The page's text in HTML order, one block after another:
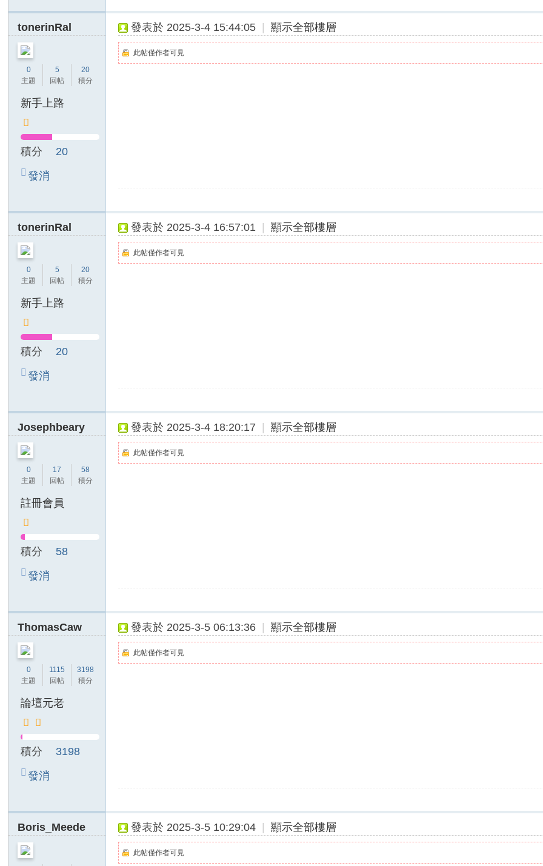
tonerinRal
0
主題
5
回帖
20
積分
新手上路
積分
20
發消
發表於 2025-3-4 15:44:05 顯示全部樓層
此帖僅作者可見
tonerinRal
0
主題
5
回帖
20
積分
新手上路
積分
20
發消
發表於 2025-3-4 16:57:01 顯示全部樓層
此帖僅作者可見
Josephbeary
0
主題
17
回帖
58
積分
註冊會員
積分
58
發消
發表於 2025-3-4 18:20:17 顯示全部樓層
此帖僅作者可見
ThomasCaw
0
主題
1115
回帖
3198
積分
論壇元老
積分
3198
發消
發表於 2025-3-5 06:13:36 顯示全部樓層
此帖僅作者可見
Boris_Meede 發表於 2025-3-5 10:29:04 顯示全部樓層
此帖僅作者可見